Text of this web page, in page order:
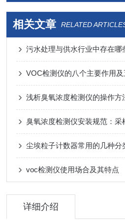
相关文章 RELATED
污水处理与供水行业中存在哪
VOC检测仪的八个主要作用
浅析臭氧浓度检测仪的操作方
尘埃粒子计数器常用的几种分
voc检测仪使用场合及其特点
详细介绍